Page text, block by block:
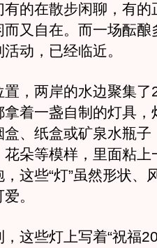
的在散步闲聊，有的
又自在。而一场酝酿
动，已经临近。
，两岸的水边聚集了
着一盏自制的灯具，
、纸盒或矿泉水瓶子
朵等模样，里面粘上
这些“灯”虽然形状、
。
些灯上写着“祝福